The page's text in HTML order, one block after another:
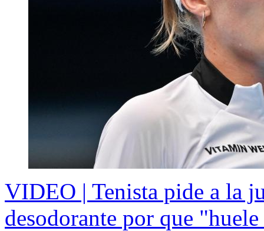
VIDEO | Tenista pide a la
desodorante por que